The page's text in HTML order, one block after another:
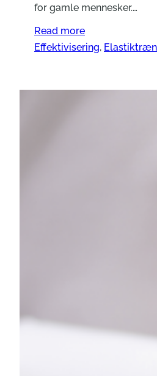
for gamle mennesker.…
Read more
Effektivisering,